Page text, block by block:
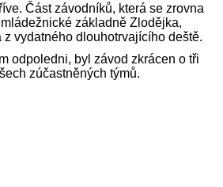
Část závodníků, která se zrovna
základně Zlodějka,
vydatného dlouhotrvajícího deště.
odpoledni, byl závod zkrácen o tři
zúčastněných týmů.